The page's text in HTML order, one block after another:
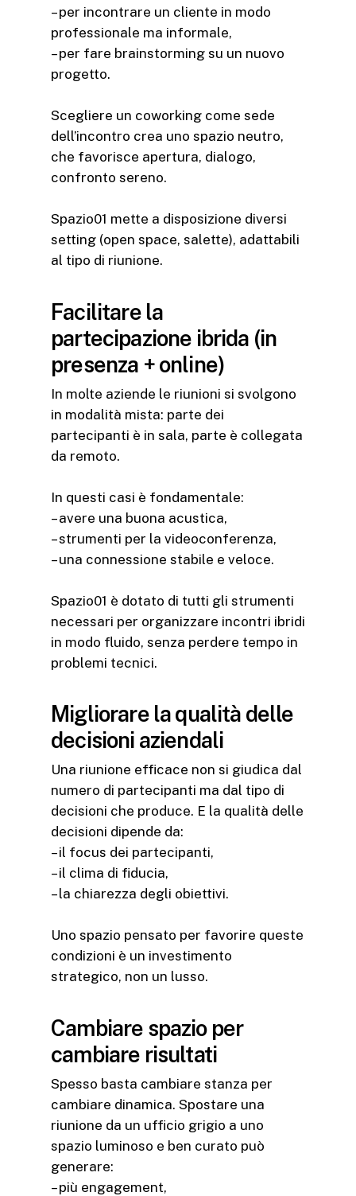
– per incontrare un cliente in modo
professionale ma informale,
– per fare brainstorming su un nuovo
progetto.
Scegliere un coworking come sede
dell’incontro crea uno spazio neutro,
che favorisce apertura, dialogo,
confronto sereno.
Spazio01 mette a disposizione diversi
setting (open space, salette), adattabili
al tipo di riunione.
Facilitare la
partecipazione ibrida (in
presenza + online)
In molte aziende le riunioni si svolgono
in modalità mista: parte dei
partecipanti è in sala, parte è collegata
da remoto.
In questi casi è fondamentale:
– avere una buona acustica,
– strumenti per la videoconferenza,
– una connessione stabile e veloce.
Spazio01 è dotato di tutti gli strumenti
necessari per organizzare incontri ibridi
in modo fluido, senza perdere tempo in
problemi tecnici.
Migliorare la qualità delle
decisioni aziendali
Una riunione efficace non si giudica dal
numero di partecipanti ma dal tipo di
decisioni che produce. E la qualità delle
decisioni dipende da:
– il focus dei partecipanti,
– il clima di fiducia,
– la chiarezza degli obiettivi.
Uno spazio pensato per favorire queste
condizioni è un investimento
strategico, non un lusso.
Cambiare spazio per
cambiare risultati
Spesso basta cambiare stanza per
cambiare dinamica. Spostare una
riunione da un ufficio grigio a uno
spazio luminoso e ben curato può
generare:
– più engagement,